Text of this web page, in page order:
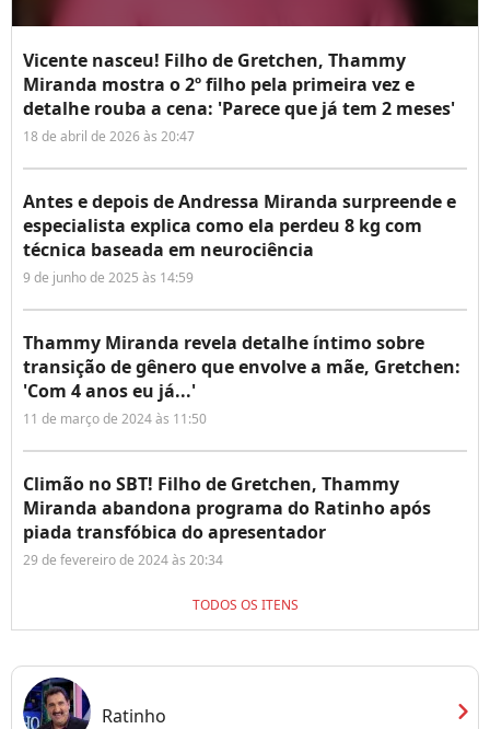
Vicente nasceu! Filho de Gretchen, Thammy
Miranda mostra o 2º filho pela primeira vez e
detalhe rouba a cena: 'Parece que já tem 2 meses'
18 de abril de 2026 às 20:47
Antes e depois de Andressa Miranda surpreende e
especialista explica como ela perdeu 8 kg com
técnica baseada em neurociência
9 de junho de 2025 às 14:59
Thammy Miranda revela detalhe íntimo sobre
transição de gênero que envolve a mãe, Gretchen:
'Com 4 anos eu já...'
11 de março de 2024 às 11:50
Climão no SBT! Filho de Gretchen, Thammy
Miranda abandona programa do Ratinho após
piada transfóbica do apresentador
29 de fevereiro de 2024 às 20:34
TODOS OS ITENS
Ratinho chevron_right